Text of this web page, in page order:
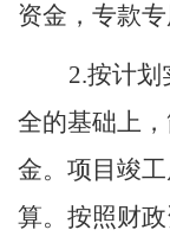
资金，专款专
2.按计划
全的基础上
金。项目竣
算。按照财